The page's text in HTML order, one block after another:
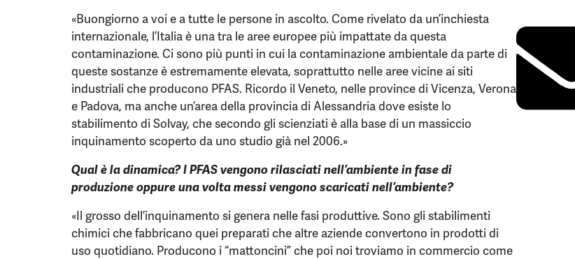
«Buongiorno a voi e a tutte le persone in ascolto. Come rivelato da un’inchiesta
internazionale, l’Italia è una tra le aree europee più impattate da questa
contaminazione. Ci sono più punti in cui la contaminazione ambientale da parte di
queste sostanze è estremamente elevata, soprattutto nelle aree vicine ai siti
industriali che producono PFAS. Ricordo il Veneto, nelle province di Vicenza, Verona
e Padova, ma anche un’area della provincia di Alessandria dove esiste lo
stabilimento di Solvay, che secondo gli scienziati è alla base di un massiccio
inquinamento scoperto da uno studio già nel 2006.»
Qual è la dinamica? I PFAS vengono rilasciati nell’ambiente in fase di
produzione oppure una volta messi vengono scaricati nell’ambiente?
«Il grosso dell’inquinamento si genera nelle fasi produttive. Sono gli stabilimenti
chimici che fabbricano quei preparati che altre aziende convertono in prodotti di
uso quotidiano. Producono i “mattoncini” che poi noi troviamo in commercio come